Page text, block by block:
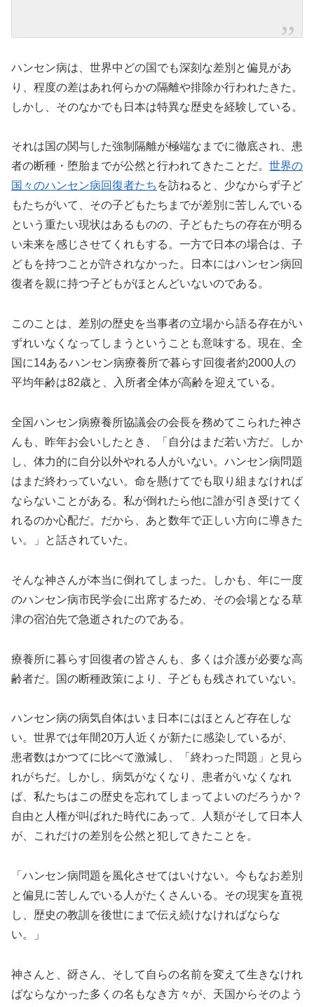
ハンセン病は、世界中どの国でも深刻な差別と偏見があ
り、程度の差はあれ何らかの隔離や排除か行われたきた。
しかし、そのなかでも日本は特異な歴史を経験している。
それは国の関与した強制隔離が極端なまでに徹底され、患
者の断種・堕胎までが公然と行われてきたことだ。 世界の
国々のハンセン病回復者たち を訪ねると、少なからず子ど
もたちがいて、その子どもたちまでが差別に苦しんでいる
という重たい現状はあるものの、子どもたちの存在が明る
い未来を感じさせてくれもする。一方で日本の場合は、子
どもを持つことが許されなかった。日本にはハンセン病回
復者を親に持つ子どもがほとんどいないのである。
このことは、差別の歴史を当事者の立場から語る存在がい
ずれいなくなってしまうということも意味する。現在、全
国に14あるハンセン病療養所で暮らす回復者約2000人の
平均年齢は82歳と、入所者全体が高齢を迎えている。
全国ハンセン病療養所協議会の会長を務めてこられた神さ
んも、昨年お会いしたとき、「自分はまだ若い方だ。しか
し、体力的に自分以外やれる人がいない。ハンセン病問題
はまだ終わっていない。命を懸けてでも取り組まなければ
ならないことがある。私が倒れたら他に誰が引き受けてく
れるのか心配だ。だから、あと数年で正しい方向に導きた
い。」と話されていた。
そんな神さんが本当に倒れてしまった。しかも、年に一度
のハンセン病市民学会に出席するため、その会場となる草
津の宿泊先で急逝されたのである。
療養所に暮らす回復者の皆さんも、多くは介護が必要な高
齢者だ。国の断種政策により、子どもも残されていない。
ハンセン病の病気自体はいま日本にはほとんど存在しな
い。世界では年間20万人近くが新たに感染しているが、
患者数はかつてに比べて激減し、「終わった問題」と見ら
れがちだ。しかし、病気がなくなり、患者がいなくなれ
ば、私たちはこの歴史を忘れてしまってよいのだろうか？
自由と人権が叫ばれた時代にあって、人類がそして日本人
が、これだけの差別を公然と犯してきたことを。
「ハンセン病問題を風化させてはいけない。今もなお差別
と偏見に苦しんでいる人がたくさんいる。その現実を直視
し、歴史の教訓を後世にまで伝え続けなければならな
い。」
神さんと、谺さん、そして自らの名前を変えて生きなけれ
ばならなかった多くの名もなき方々が、天国からそのよう